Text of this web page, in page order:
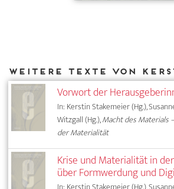
Vorwort der
In: Kerstin Stakemeier (Hg.),
Witzgall (Hg.),Macht des Materials
der Materialität
Krise und Materialität in
über Formwerdung und